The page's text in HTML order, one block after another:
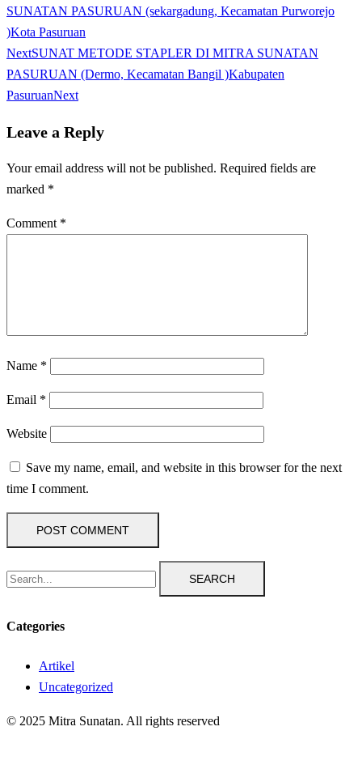
SUNATAN PASURUAN (sekargadung, Kecamatan Purworejo
)Kota Pasuruan
NextSUNAT METODE STAPLER DI MITRA SUNATAN
PASURUAN (Dermo, Kecamatan Bangil )Kabupaten
PasuruanNext
Leave a Reply
Your email address will not be published. Required fields are
marked *
Comment *
Name *
Email *
Website
Save my name, email, and website in this browser for the next
time I comment.
SEARCH
Categories
Artikel
Uncategorized
© 2025 Mitra Sunatan. All rights reserved